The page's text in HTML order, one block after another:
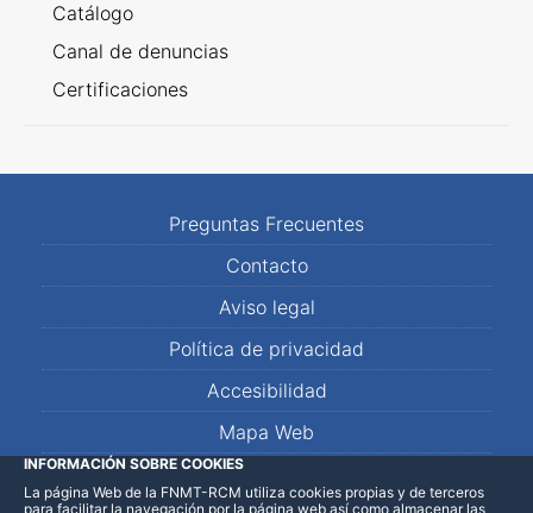
Catálogo
Canal de denuncias
Certificaciones
Preguntas Frecuentes
Contacto
Aviso legal
Política de privacidad
Accesibilidad
Mapa Web
LinkedInFacebookWhatsApp
INFORMACIÓN SOBRE COOKIES
La página Web de la FNMT-RCM utiliza cookies propias y de terceros
para facilitar la navegación por la página web así como almacenar las